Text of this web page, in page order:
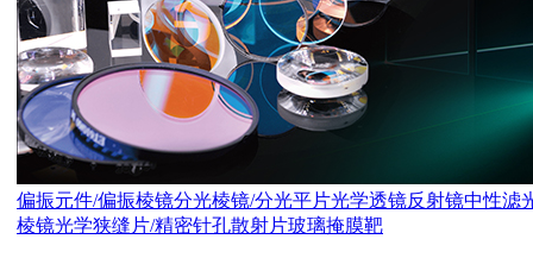
偏振元件/偏振棱镜分光棱镜/分光平片光学透镜反射镜中性滤
棱镜光学狭缝片/精密针孔散射片玻璃掩膜靶